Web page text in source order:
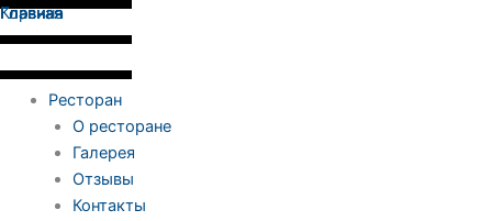
Перейти
к
Ресторан
О ресторане
Галерея
Отзывы
Контакты
Главная
Количество
товара
с
икрой
печеным
перцем
Главная
Корзина
Главная